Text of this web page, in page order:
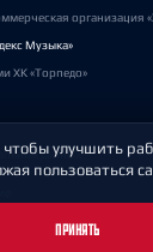
организация
Музыка»
ХК «Торпедо»
данных
улучшить
пользоваться
ПРИНЯТЬ